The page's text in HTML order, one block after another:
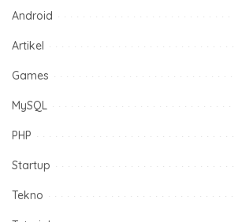
Android
Artikel
Games
MySQL
PHP
Startup
Tekno